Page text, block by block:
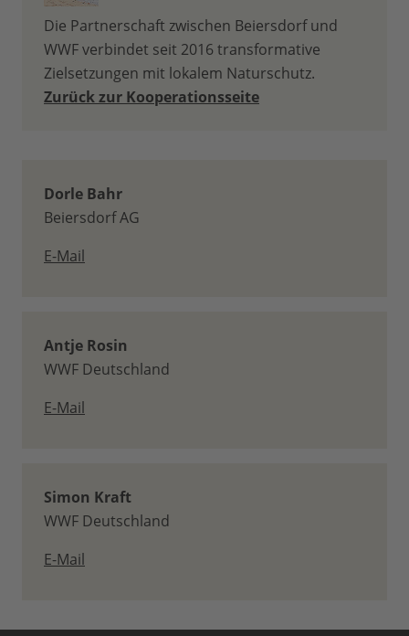
Die Partnerschaft zwischen Beiersdorf und
WWF verbindet seit 2016 transformative
Zielsetzungen mit lokalem Naturschutz.
Zurück zur Kooperationsseite
Dorle Bahr
Beiersdorf AG
E-Mail
Antje Rosin
WWF Deutschland
E-Mail
Simon Kraft
WWF Deutschland
E-Mail